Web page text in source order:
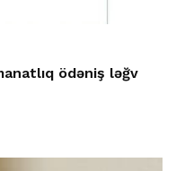
ödəniş ləğv